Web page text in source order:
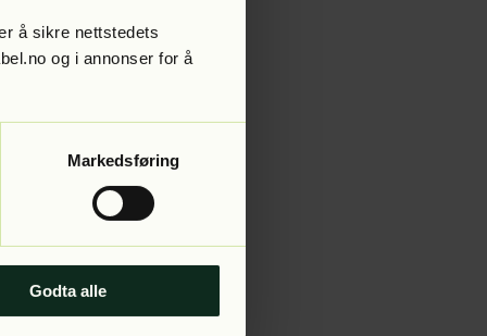
å sikre nettstedets
og i annonser for å
Markedsføring
Godta alle